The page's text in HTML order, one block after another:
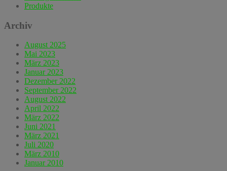
Produkte
Archiv
August 2025
Mai 2023
März 2023
Januar 2023
Dezember 2022
September 2022
August 2022
April 2022
März 2022
Juni 2021
März 2021
Juli 2020
März 2010
Januar 2010